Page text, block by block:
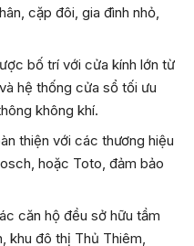
cặp đôi, gia đình nhỏ,
bố trí với cửa kính lớn từ
hệ thống cửa sổ tối ưu
không khí.
thiện với các thương hiệu
hoặc Toto, đảm bảo
căn hộ đều sở hữu tầm
khu đô thị Thủ Thiêm,